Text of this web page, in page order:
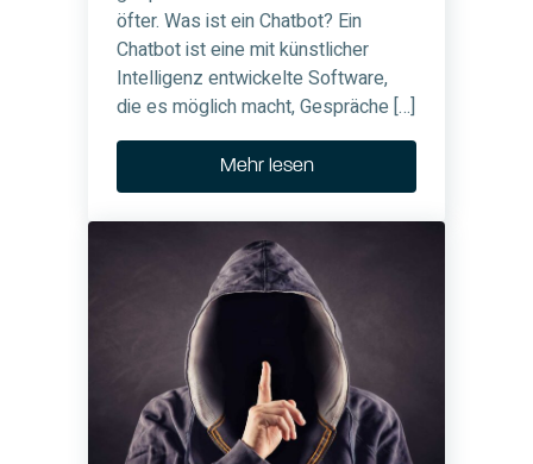
öfter. Was ist ein Chatbot? Ein
Chatbot ist eine mit künstlicher
Intelligenz entwickelte Software,
die es möglich macht, Gespräche […]
Mehr lesen